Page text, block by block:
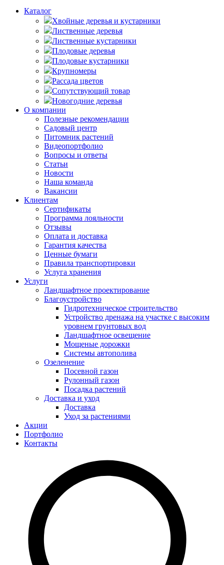
Каталог
Хвойные деревья и кустарники
Лиственные деревья
Лиственные кустарники
Плодовые деревья
Плодовые кустарники
Крупномеры
Рассада цветов
Сопутствующий товар
Новогодние деревья
О компании
Полезные рекомендации
Садовый центр
Питомник растений
Видеопортфолио
Вопросы и ответы
Статьи
Новости
Наша команда
Вакансии
Клиентам
Сертификаты
Программа лояльности
Отзывы
Оплата и доставка
Гарантия качества
Ценные бумаги
Правила транспортировки
Услуга хранения
Услуги
Ландшафтное проектирование
Благоустройство
Гидротехническое строительство
Устройство дренажа на участке с высоким
уровнем грунтовых вод
Ландшафтное освещение
Мощеные дорожки
Системы автополива
Озеленение
Посевной газон
Рулонный газон
Посадка растений
Доставка и уход
Доставка
Уход за растениями
Акции
Портфолио
Контакты